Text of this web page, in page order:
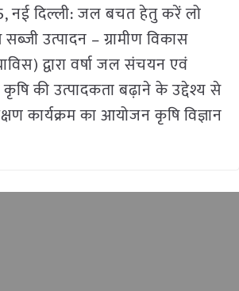
नई दिल्ली: जल बचत हेतु करें लो
उत्पादन – ग्रामीण विकास
द्वारा वर्षा जल संचयन एवं
की उत्पादकता बढ़ाने के उद्देश्य से
कार्यक्रम का आयोजन कृषि विज्ञान